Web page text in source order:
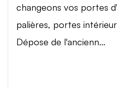
changeons vos portes
palières, portes
Dépose de l'ancienn...